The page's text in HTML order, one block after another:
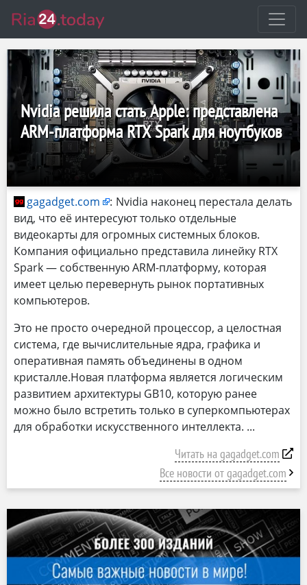
Nvidia решила стать Apple: представлена
ARM-платформа RTX Spark для ноутбуков
gagadget.com : Nvidia наконец перестала делать
вид, что её интересуют только отдельные
видеокарты для огромных системных блоков.
Компания официально представила линейку RTX
Spark — собственную ARM-платформу, которая
имеет целью перевернуть рынок портативных
компьютеров.
Это не просто очередной процессор, а целостная
система, где вычислительные ядра, графика и
оперативная память объединены в одном
кристалле.Новая платформа является логическим
развитием архитектуры GB10, которую ранее
можно было встретить только в суперкомпьютерах
для обработки искусственного интеллекта.
Читать на gagadget.com
Все новости от gagadget.com